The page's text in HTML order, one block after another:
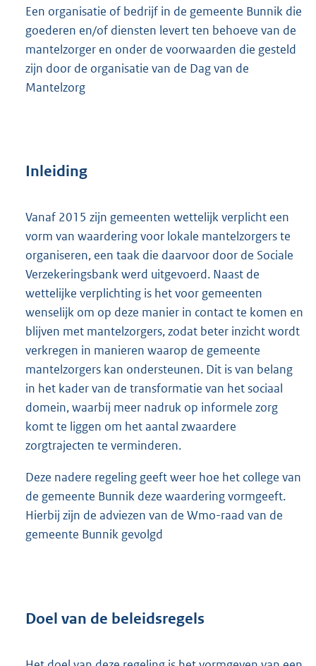
Een organisatie of bedrijf in de gemeente Bunnik die
goederen en/of diensten levert ten behoeve van de
mantelzorger en onder de voorwaarden die gesteld
zijn door de organisatie van de Dag van de
Mantelzorg
Inleiding
Vanaf 2015 zijn gemeenten wettelijk verplicht een
vorm van waardering voor lokale mantelzorgers te
organiseren, een taak die daarvoor door de Sociale
Verzekeringsbank werd uitgevoerd. Naast de
wettelijke verplichting is het voor gemeenten
wenselijk om op deze manier in contact te komen en
blijven met mantelzorgers, zodat beter inzicht wordt
verkregen in manieren waarop de gemeente
mantelzorgers kan ondersteunen. Dit is van belang
in het kader van de transformatie van het sociaal
domein, waarbij meer nadruk op informele zorg
komt te liggen om het aantal zwaardere
zorgtrajecten te verminderen.
Deze nadere regeling geeft weer hoe het college van
de gemeente Bunnik deze waardering vormgeeft.
Hierbij zijn de adviezen van de Wmo-raad van de
gemeente Bunnik gevolgd
Doel van de beleidsregels